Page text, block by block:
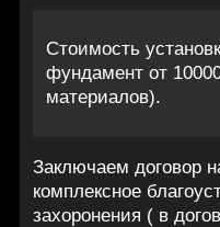
Стоимость
фундамент от
материалов).
Заключаем договор
комплексное
захоронения ( в